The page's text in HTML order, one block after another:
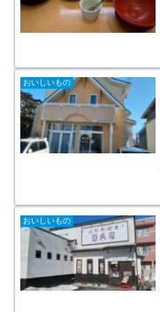
おいしいもの
おいしいもの